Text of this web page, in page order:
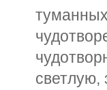
светлую,